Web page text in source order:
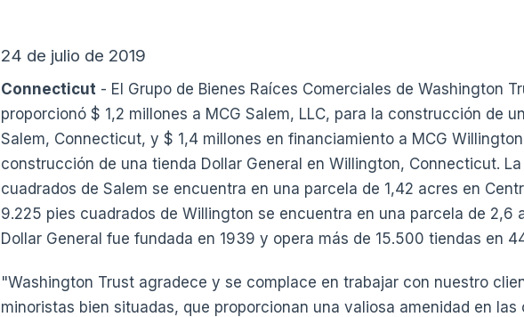
24 de julio de 2019
Connecticut - El Grupo de Bienes Raíces Comerciales de Washington
proporcionó $ 1,2 millones a MCG Salem, LLC, para la construcción de
Salem, Connecticut, y $ 1,4 millones en financiamiento a MCG
construcción de una tienda Dollar General en Willington, Connecticut.
cuadrados de Salem se encuentra en una parcela de 1,42 acres en
9.225 pies cuadrados de Willington se encuentra en una parcela de 2,6
Dollar General fue fundada en 1939 y opera más de 15.500 tiendas en
"Washington Trust agradece y se complace en trabajar con nuestro
minoristas bien situadas, que proporcionan una valiosa amenidad en las